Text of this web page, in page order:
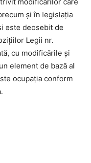
și în legislația
este deosebit de
Legii nr.
cu modificările și
element de bază al
ocupația conform